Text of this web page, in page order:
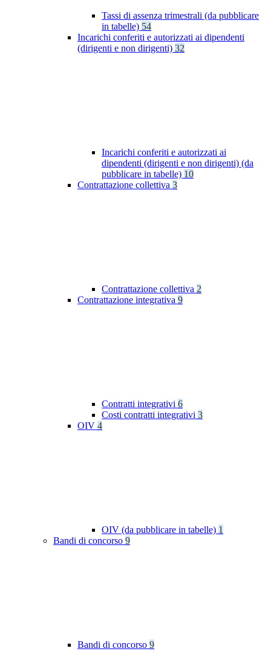
Tassi di assenza trimestrali (da pubblicare
in tabelle) 54
Incarichi conferiti e autorizzati ai dipendenti
(dirigenti e non dirigenti) 32
Incarichi conferiti e autorizzati ai
dipendenti (dirigenti e non dirigenti) (da
pubblicare in tabelle) 10
Contrattazione collettiva 3
Contrattazione collettiva 2
Contrattazione integrativa 9
Contratti integrativi 6
Costi contratti integrativi 3
OIV 4
OIV (da pubblicare in tabelle) 1
Bandi di concorso 9
Bandi di concorso 9